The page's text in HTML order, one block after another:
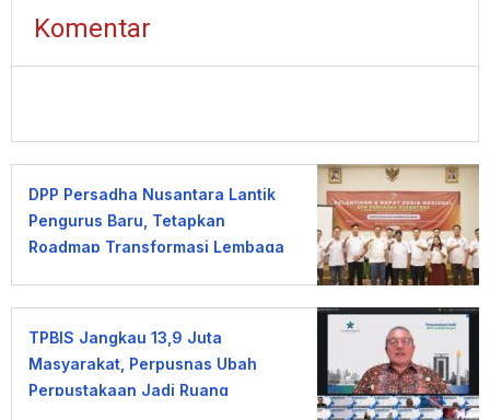
Komentar
DPP Persadha Nusantara Lantik
Pengurus Baru, Tetapkan
Roadmap Transformasi Lembaga
TPBIS Jangkau 13,9 Juta
Masyarakat, Perpusnas Ubah
Perpustakaan Jadi Ruang